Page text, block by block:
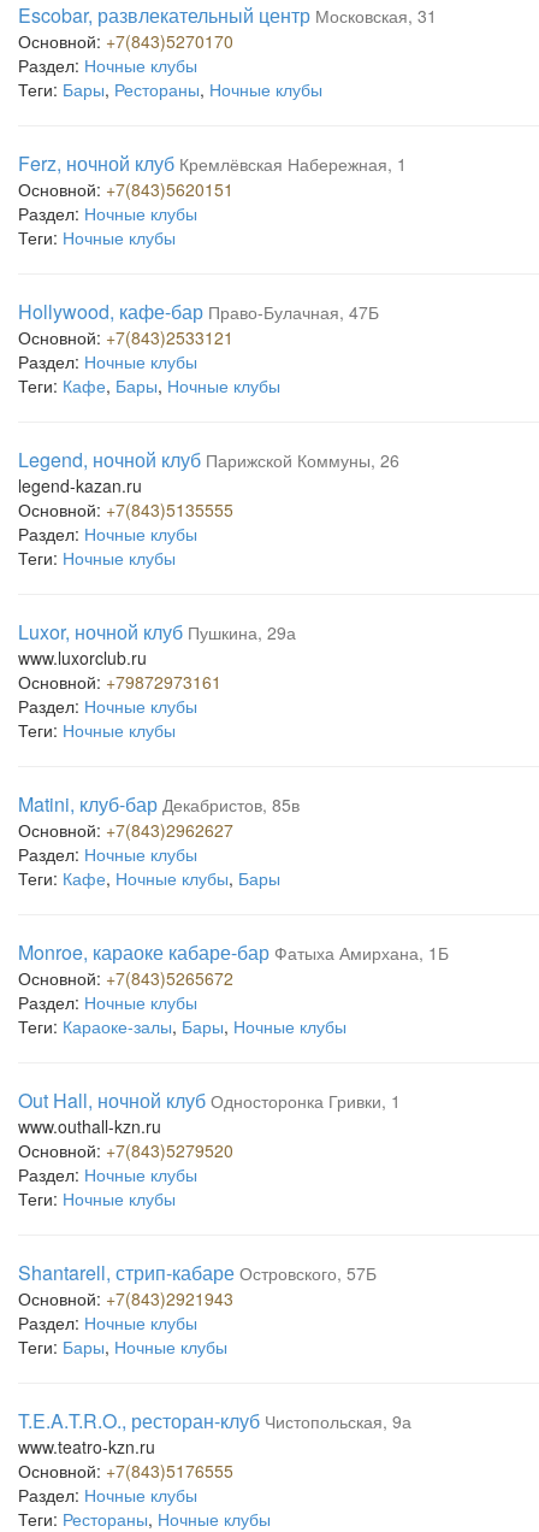
Escobar, развлекательный центр Московская, 31
Основной: +7(843)5270170
Раздел: Ночные клубы
Теги: Бары, Рестораны, Ночные клубы
Ferz, ночной клуб Кремлёвская Набережная, 1
Основной: +7(843)5620151
Раздел: Ночные клубы
Теги: Ночные клубы
Hollywood, кафе-бар Право-Булачная, 47Б
Основной: +7(843)2533121
Раздел: Ночные клубы
Теги: Кафе, Бары, Ночные клубы
Legend, ночной клуб Парижской Коммуны, 26
legend-kazan.ru
Основной: +7(843)5135555
Раздел: Ночные клубы
Теги: Ночные клубы
Luxor, ночной клуб Пушкина, 29а
www.luxorclub.ru
Основной: +79872973161
Раздел: Ночные клубы
Теги: Ночные клубы
Matini, клуб-бар Декабристов, 85в
Основной: +7(843)2962627
Раздел: Ночные клубы
Теги: Кафе, Ночные клубы, Бары
Monroe, караоке кабаре-бар Фатыха Амирхана, 1Б
Основной: +7(843)5265672
Раздел: Ночные клубы
Теги: Караоке-залы, Бары, Ночные клубы
Out Hall, ночной клуб Односторонка Гривки, 1
www.outhall-kzn.ru
Основной: +7(843)5279520
Раздел: Ночные клубы
Теги: Ночные клубы
Shantarell, стрип-кабаре Островского, 57Б
Основной: +7(843)2921943
Раздел: Ночные клубы
Теги: Бары, Ночные клубы
T.E.A.T.R.O., ресторан-клуб Чистопольская, 9а
www.teatro-kzn.ru
Основной: +7(843)5176555
Раздел: Ночные клубы
Теги: Рестораны, Ночные клубы